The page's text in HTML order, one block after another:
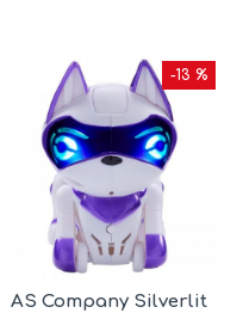
-13 %
AS Company Silverlit